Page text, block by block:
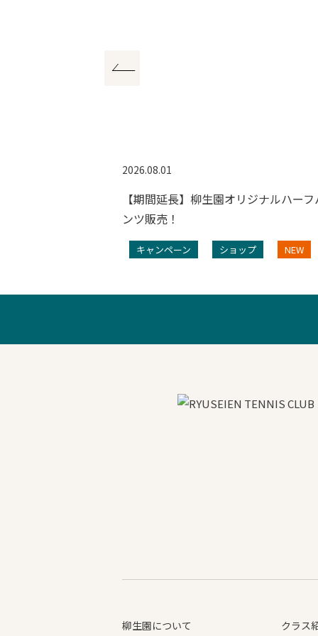
2026.08.01
【期間延長】柳生園オリジナルハーフ
ンツ販売！
キャンペーン ショップ NEW
柳生園について クラス